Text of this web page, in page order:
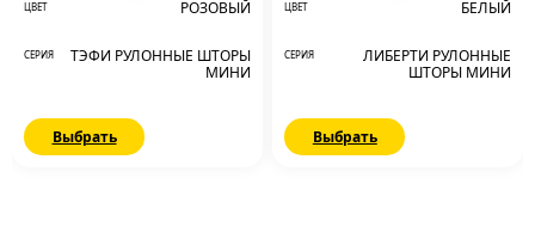
ЦВЕТ РОЗОВЫЙ
СЕРИЯ
ТЭФИ РУЛОННЫЕ ШТОРЫ
МИНИ
Выбрать
ЦВЕТ БЕЛЫЙ
СЕРИЯ
ЛИБЕРТИ РУЛОННЫЕ
ШТОРЫ МИНИ
Выбрать